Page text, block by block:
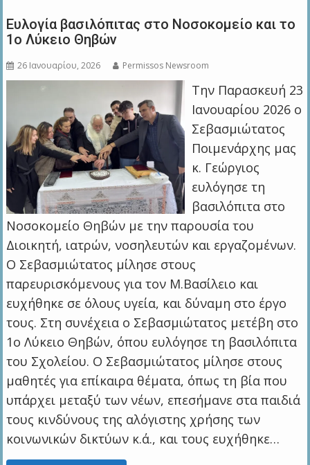
Ευλογία βασιλόπιτας στο Νοσοκομείο και το
1ο Λύκειο Θηβών
26 Ιανουαρίου, 2026 Permissos Newsroom
Την Παρασκευή 23
Ιανουαρίου 2026 ο
Σεβασμιώτατος
Ποιμενάρχης μας
κ. Γεώργιος
ευλόγησε τη
βασιλόπιτα στο
Νοσοκομείο Θηβών με την παρουσία του
Διοικητή, ιατρών, νοσηλευτών και εργαζομένων.
Ο Σεβασμιώτατος μίλησε στους
παρευρισκόμενους για τον Μ.Βασίλειο και
ευχήθηκε σε όλους υγεία, και δύναμη στο έργο
τους. Στη συνέχεια ο Σεβασμιώτατος μετέβη στο
1ο Λύκειο Θηβών, όπου ευλόγησε τη βασιλόπιτα
του Σχολείου. Ο Σεβασμιώτατος μίλησε στους
μαθητές για επίκαιρα θέματα, όπως τη βία που
υπάρχει μεταξύ των νέων, επεσήμανε στα παιδιά
τους κινδύνους της αλόγιστης χρήσης των
κοινωνικών δικτύων κ.ά., και τους ευχήθηκε…